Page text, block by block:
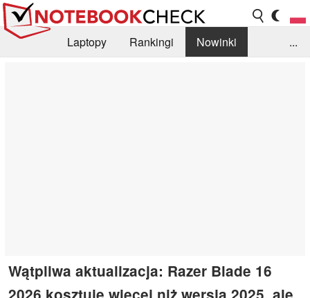
Laptopy Rankingi
Nowinki
...
Wątpliwa aktualizacja: Razer Blade 16